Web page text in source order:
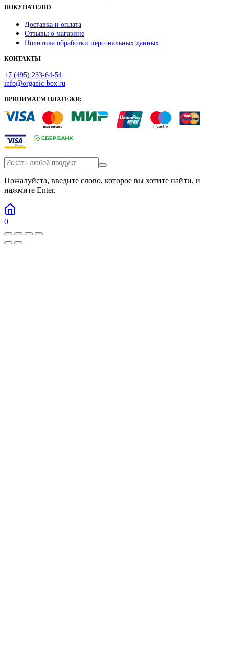
ПОКУПАТЕЛЮ
Доставка и оплата
Отзывы о магазине
Политика обработки персональных данных
КОНТАКТЫ
+7 (495) 233-64-54
info@organic-box.ru
ПРИНИМАЕМ ПЛАТЕЖИ:
Пожалуйста, введите слово, которое вы хотите найти, и
нажмите Enter.
0